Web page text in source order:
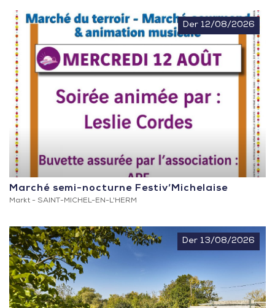
Der 12/08/2026
Marché semi-nocturne Festiv’Michelaise
Markt - SAINT-MICHEL-EN-L'HERM
Der 13/08/2026